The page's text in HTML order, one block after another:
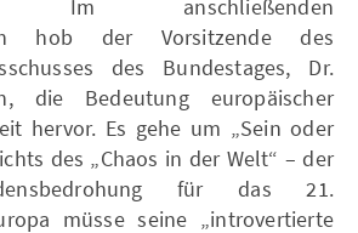
Im anschließenden
hob der Vorsitzende des
des Bundestages, Dr.
die Bedeutung europäischer
hervor. Es gehe um „Sein oder
des „Chaos in der Welt“ – der
für das 21.
müsse seine „introvertierte